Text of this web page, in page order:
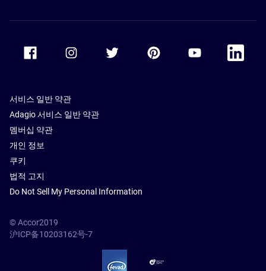
Accor Youtube
Accor
서비스 일반 약관
Adagio 서비스 일반 약관
멤버십 약관
개인 정보
쿠키
법적 고지
Do Not Sell My Personal Information
© Accor2019
沪ICP备10203162号-7